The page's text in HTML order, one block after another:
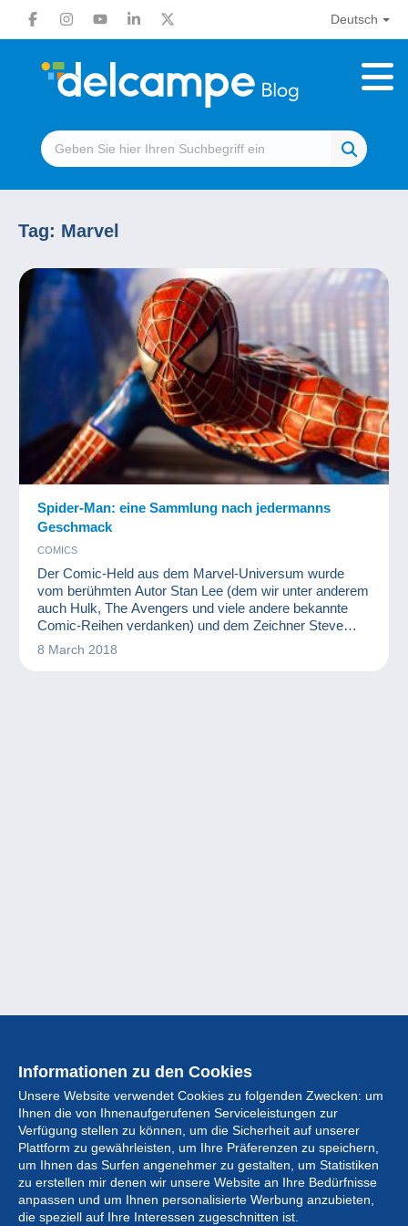
Deutsch
Tag: Marvel
Spider-Man: eine Sammlung nach jedermanns
Geschmack
COMICS
Der Comic-Held aus dem Marvel-Universum wurde
vom berühmten Autor Stan Lee (dem wir unter anderem
auch Hulk, The Avengers und viele andere bekannte
Comic-Reihen verdanken) und dem Zeichner Steve
Ditko geschaffen. Seinen ersten Auftritt feierte Spider-
8 March 2018
Informationen zu den Cookies
Unsere Website verwendet Cookies zu folgenden Zwecken: um
Ihnen die von Ihnenaufgerufenen Serviceleistungen zur
Verfügung stellen zu können, um die Sicherheit auf unserer
Plattform zu gewährleisten, um Ihre Präferenzen zu speichern,
um Ihnen das Surfen angenehmer zu gestalten, um Statistiken
zu erstellen mir denen wir unsere Website an Ihre Bedürfnisse
anpassen und um Ihnen personalisierte Werbung anzubieten,
die speziell auf Ihre Interessen zugeschnitten ist.
Sammlung